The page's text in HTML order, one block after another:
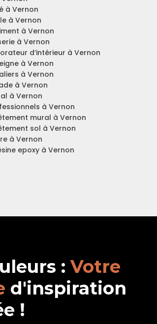
à Vernon
à Vernon
à Vernon
à Vernon
d’intérieur à Vernon
à Vernon
à Vernon
à Vernon
à Vernon
à Vernon
mural à Vernon
sol à Vernon
à Vernon
epoxy à Vernon
:Votre
d'inspiration
!